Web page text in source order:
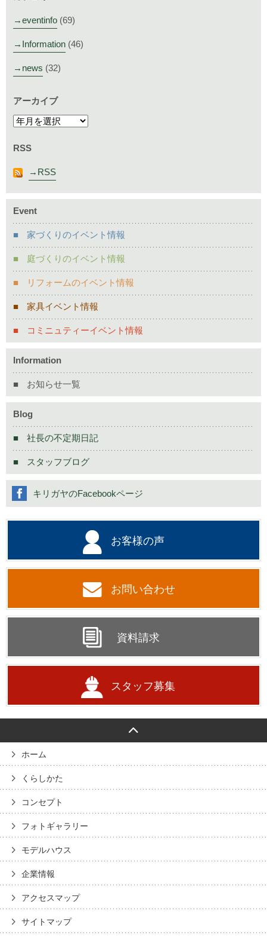
eventinfo (69)
Information (46)
news (32)
アーカイブ
RSS
RSS
Event
家づくりのイベント情報
庭づくりのイベント情報
リフォームのイベント情報
家具イベント情報
コミニュティーイベント情報
Information
お知らせ一覧
Blog
社長の不定期日記
スタッフブログ
お客様の声
お問い合わせ
資料請求
スタッフ募集
キリガヤのFacebookページ
ホーム
くらしかた
コンセプト
フォトギャラリー
モデルハウス
企業情報
アクセスマップ
サイトマップ